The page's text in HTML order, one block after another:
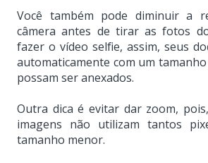
Você também pode diminuir a
câmera antes de tirar as fotos
fazer o vídeo selfie, assim, seus
automaticamente com um
possam ser anexados.
Outra dica é evitar dar zoom,
imagens não utilizam tantos
tamanho menor.